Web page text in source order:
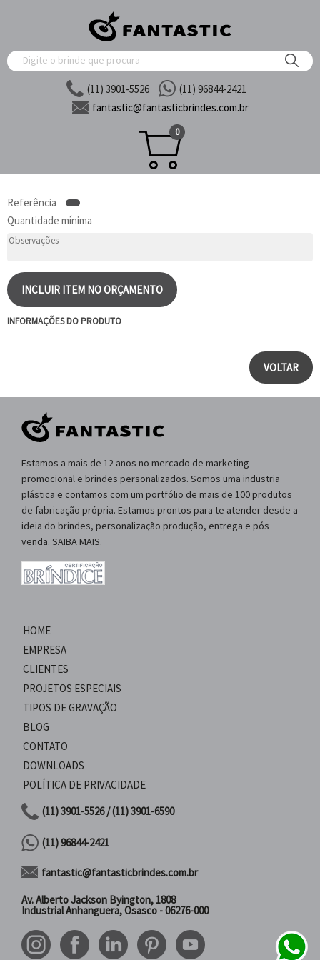
(11) 3901-5526
(11) 96844-2421
fantastic@fantasticbrindes.com.br
0
Referência
Quantidade mínima
INCLUIR ITEM NO ORÇAMENTO
INFORMAÇÕES DO PRODUTO
VOLTAR
Estamos a mais de 12 anos no mercado de marketing
promocional e brindes personalizados. Somos uma industria
plástica e contamos com um portfólio de mais de 100 produtos
de fabricação própria. Estamos prontos para te atender desde a
ideia do brindes, personalização produção, entrega e pós
venda. SAIBA MAIS.
HOME
EMPRESA
CLIENTES
PROJETOS ESPECIAIS
TIPOS DE GRAVAÇÃO
BLOG
CONTATO
DOWNLOADS
POLÍTICA DE PRIVACIDADE
(11) 3901-5526 / (11) 3901-6590
(11) 96844-2421
fantastic@fantasticbrindes.com.br
Av. Alberto Jackson Byington, 1808
Industrial Anhanguera, Osasco - 06276-000